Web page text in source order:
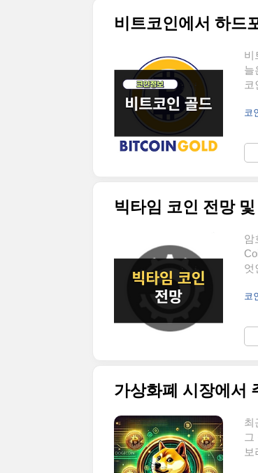
비트코인에서 하드
비
늘
코
로
개
하
코
빅타임 코인 전망
암
엇
하
게
코
가상화폐 시장에서
최
그